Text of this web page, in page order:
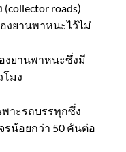
roads)
งยานพาหนะไว้ไม่
งยานพาหนะซึ่งมี
มง
าะรถบรรทุกซึ่ง
น้อยกว่า 50 คันต่อ